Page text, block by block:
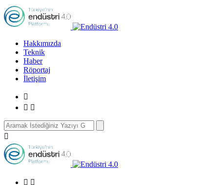
Hakkımızda
Teknik
Haber
Röportaj
İletişim
Search
for: